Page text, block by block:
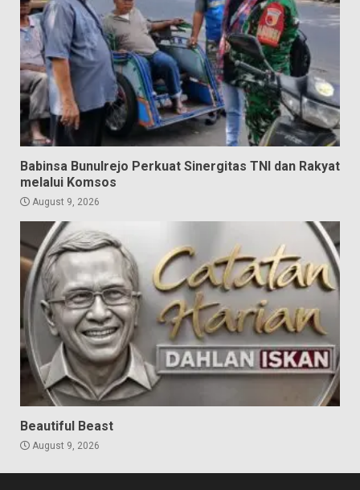
Babinsa Bunulrejo Perkuat Sinergitas TNI dan Rakyat
melalui Komsos
August 9, 2026
Beautiful Beast
August 9, 2026